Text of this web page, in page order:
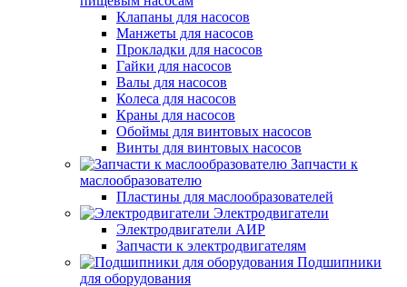
Клапаны для насосов
Манжеты для насосов
Прокладки для насосов
Гайки для насосов
Валы для насосов
Колеса для насосов
Краны для насосов
Обоймы для винтовых насосов
Винты для винтовых насосов
Запчасти к
маслообразователю
Пластины для маслообразователей
Электродвигатели
Электродвигатели АИР
Запчасти к электродвигателям
Подшипники
для оборудования